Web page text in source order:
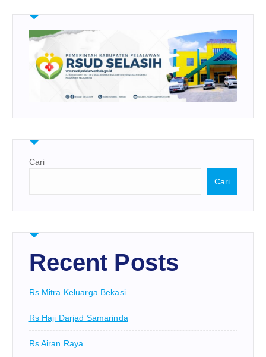
Cari
Cari
Recent Posts
Rs Mitra Keluarga Bekasi
Rs Haji Darjad Samarinda
Rs Airan Raya